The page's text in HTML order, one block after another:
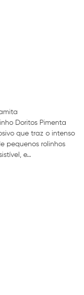
Doritos Pimenta
que traz o intenso
pequenos rolinhos
e…